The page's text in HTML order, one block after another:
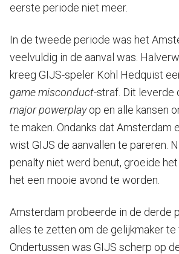
eerste periode niet meer.
In de tweede periode was het
veelvuldig in de aanval was.
kreeg GIJS-speler Kohl Hedquist
game misconduct-straf. Dit leverde
major powerplayop en alle kansen
te maken. Ondanks dat Amsterdam
wist GIJS de aanvallen te pareren.
penalty niet werd benut, groeide
het een mooie avond te worden.
Amsterdam probeerde in de derde
alles te zetten om de gelijkmaker te
Ondertussen was GIJS scherp op